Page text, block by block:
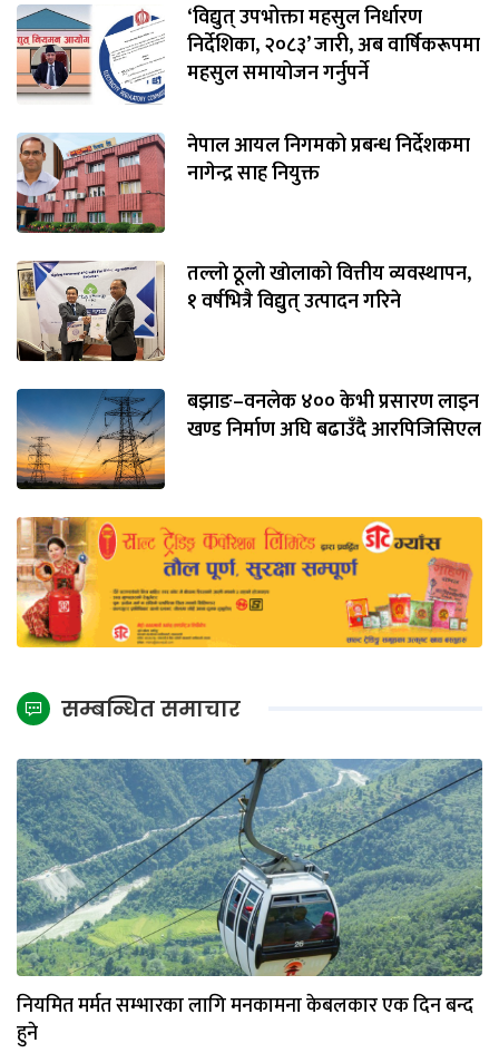
‘विद्युत् उपभोक्ता महसुल निर्धारण
निर्देशिका, २०८३’ जारी, अब वार्षिकरूपमा
महसुल समायोजन गर्नुपर्ने
नेपाल आयल निगमको प्रबन्ध निर्देशकमा
नागेन्द्र साह नियुक्त
तल्लाे ठूलाे खाेलाको वित्तीय व्यवस्थापन,
१ वर्षभित्रै विद्युत् उत्पादन गरिने
बझाङ–वनलेक ४०० केभी प्रसारण लाइन
खण्ड निर्माण अघि बढाउँदै आरपिजिसिएल
सम्बन्धित समाचार
नियमित मर्मत सम्भारका लागि मनकामना केबलकार एक दिन बन्द
हुने